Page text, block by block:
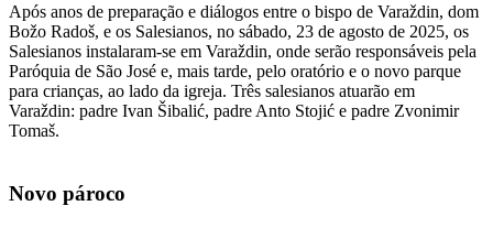
Após anos de preparação e diálogos entre o bispo de Varaždin, dom
Božo Radoš, e os Salesianos, no sábado, 23 de agosto de 2025, os
Salesianos instalaram-se em Varaždin, onde serão responsáveis pela
Paróquia de São José e, mais tarde, pelo oratório e o novo parque
para crianças, ao lado da igreja. Três salesianos atuarão em
Varaždin: padre Ivan Šibalić, padre Anto Stojić e padre Zvonimir
Tomaš.
Novo pároco